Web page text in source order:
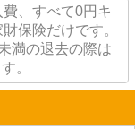
、すべて0円キ
保険だけです。
満の退去の際は
。